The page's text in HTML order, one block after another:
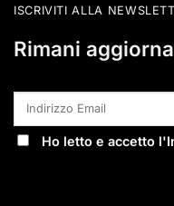
ISCRIVITI ALLA
Rimani
Ho letto e accetto l'